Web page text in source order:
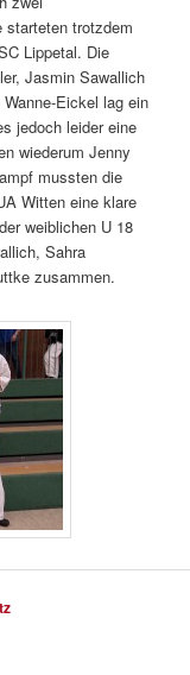
trotzdem
Lippetal. Die
Jasmin Sawallich
Eickel lag ein
jedoch leider eine
wiederum Jenny
mussten die
Witten eine klare
weiblichen U 18
Sahra
zusammen.